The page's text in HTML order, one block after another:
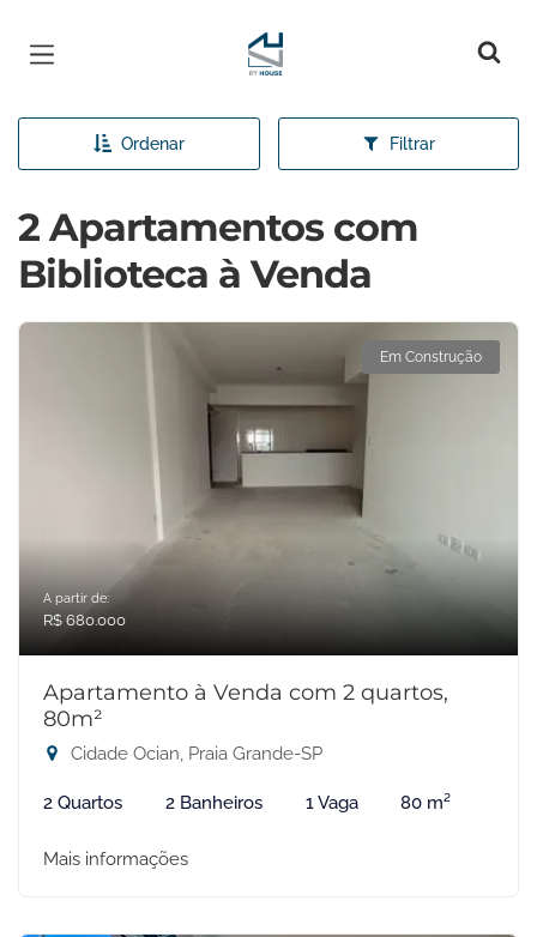
Página inicial
Ordenar Filtrar
2 Apartamentos com
Biblioteca à Venda
Em Construção
A partir de:
R$ 680.000
Apartamento à Venda com 2 quartos,
80m²
Cidade Ocian, Praia Grande-SP
2 Quartos 2 Banheiros 1 Vaga 80 m²
Mais informações